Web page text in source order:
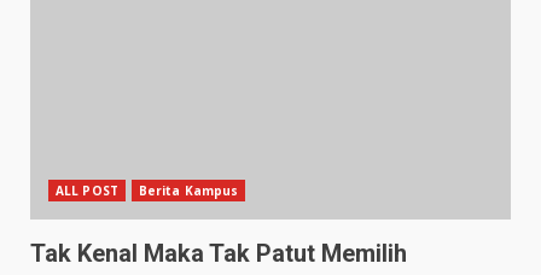
ALL POST Berita Kampus
Tak Kenal Maka Tak Patut Memilih